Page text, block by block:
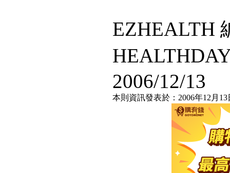
EZHEALTH
2006/12/13
本則資訊發表於：2006年12月13